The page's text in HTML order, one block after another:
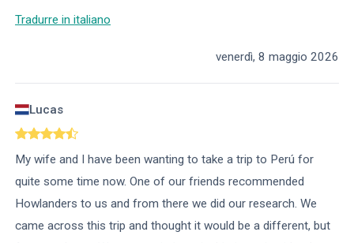
Tradurre in italiano
venerdì, 8 maggio 2026
Lucas
My wife and I have been wanting to take a trip to Perú for
quite some time now. One of our friends recommended
Howlanders to us and from there we did our research. We
came across this trip and thought it would be a different, but